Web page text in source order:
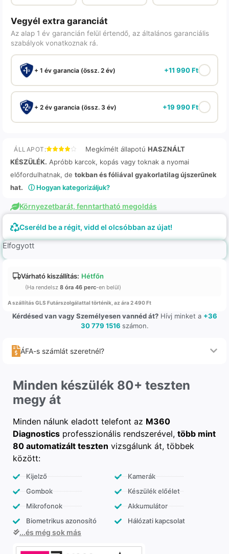
Vegyél extra garanciát
Az alap 1 év garancián felül értendő, az általános garanciális
szabályok vonatkoznak rá.
+ 1 év garancia (össz. 2 év) +11 990Ft
+ 2 év garancia (össz. 3 év) +19 990Ft
ÁLLAPOT: Megkímélt állapotú HASZNÁLT
KÉSZÜLÉK. Apróbb karcok, kopás vagy toknak a nyomai
előfordulhatnak, de tokban és fóliával gyakorlatilag újszerűnek
hat.
ⓘ Hogyan kategorizáljuk?
Környezetbarát, fenntartható megoldás
Cseréld be a régit, vidd el olcsóbban az újat!
Elfogyott
Várható kiszállítás: Hétfőn
(Ha rendelsz 8 óra 46 perc-en belül)
A szállítás GLS Futárszolgálattal történik, az ára 2 490 Ft
Kérdésed van vagy Személyesen vannéd át?Hívj minket a +36
30 779 1516 számon.
ÁFA-s számlát szeretnél?
Minden készülék 80+ teszten
megy át
Minden nálunk eladott telefont az M360
Diagnostics professzionális rendszerével, több mint
80 automatizált teszten vizsgálunk át, többek
között:
Kijelző
Gombok
Mikrofonok
Biometrikus azonosító
Kamerák
Készülék előélet
Akkumulátor
Hálózati kapcsolat
...és még sok más